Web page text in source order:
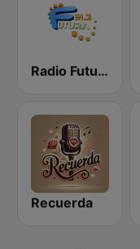
Radio Futura 91.3 FM
Recuerda